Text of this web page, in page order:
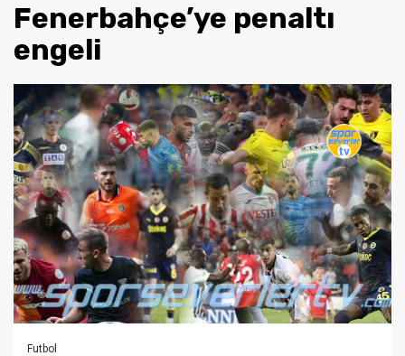
Fenerbahçe’ye penaltı
engeli
Futbol